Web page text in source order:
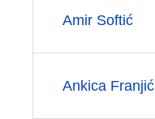
Amir Softić
Ankica Franjić